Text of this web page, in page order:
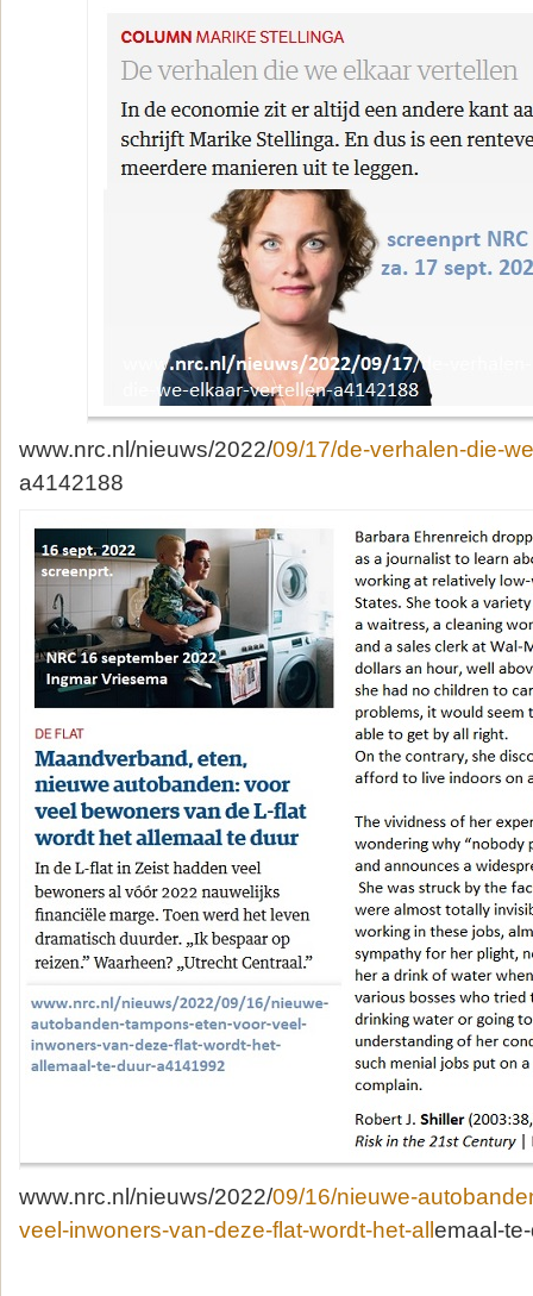
www.nrc.nl/nieuws/2022/09/17/de-verhalen-die-
a4142188
www.nrc.nl/nieuws/2022/09/16/nieuwe-
veel-inwoners-van-deze-flat-wordt-het-all emaal-